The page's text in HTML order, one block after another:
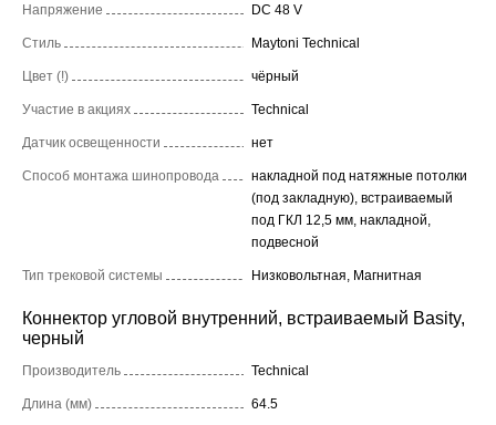
Напряжение DC 48 V
Стиль Maytoni Technical
Цвет (!) чёрный
Участие в акциях Technical
Датчик освещенности нет
Способ монтажа шинопровода
накладной под натяжные потолки
(под закладную), встраиваемый
под ГКЛ 12,5 мм, накладной,
подвесной
Тип трековой системы Низковольтная, Магнитная
Коннектор угловой внутренний, встраиваемый Basity,
черный
Производитель Technical
Длина (мм) 64.5